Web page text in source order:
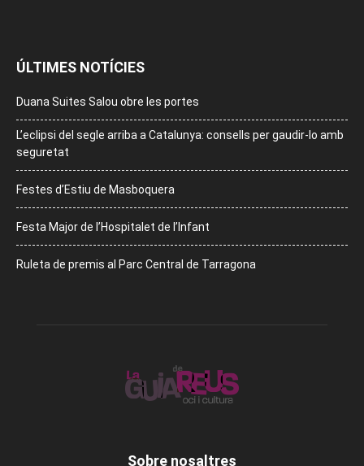
ÚLTIMES NOTÍCIES
Duana Suites Salou obre les portes
L’eclipsi del segle arriba a Catalunya: consells per gaudir-lo amb
seguretat
Festes d’Estiu de Masboquera
Festa Major de l’Hospitalet de l’Infant
Ruleta de premis al Parc Central de Tarragona
Sobre nosaltres